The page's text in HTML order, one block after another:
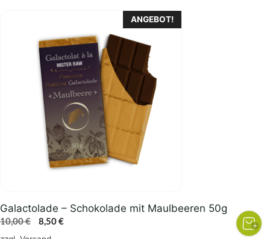
ANGEBOT!
Galactolade – Schokolade mit Maulbeeren 50g
10,00€
Ursprünglicher
Preis
8,50€Aktueller